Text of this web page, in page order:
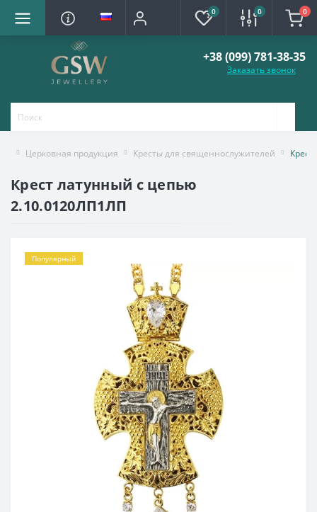
0 0 0
+38 (099) 781-38-35
Заказать звонок
Церковная продукция Кресты для священнослужителей
Крест латунный с цепью
2.10.0120ЛП1ЛП
Популярный